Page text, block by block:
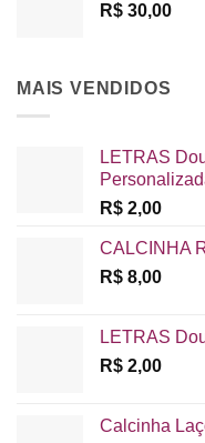
R$ 30,00
MAIS VENDIDOS
LETRAS
R$ 2,00
CALCINHA
R$ 8,00
LETRAS
R$ 2,00
Calcinha